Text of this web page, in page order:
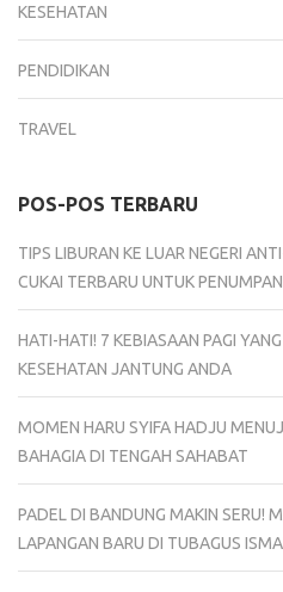
KESEHATAN
PENDIDIKAN
TRAVEL
POS-POS TERBARU
TIPS LIBURAN KE LUAR NEGERI
CUKAI TERBARU UNTUK
HATI-HATI! 7 KEBIASAAN PAGI
KESEHATAN JANTUNG ANDA
MOMEN HARU SYIFA HADJU
BAHAGIA DI TENGAH SAHABAT
PADEL DI BANDUNG MAKIN SERU!
LAPANGAN BARU DI TUBAGUS